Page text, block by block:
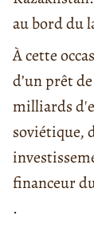
au bord du
À cette
d’un prêt
milliards
soviétique,
financeur
.